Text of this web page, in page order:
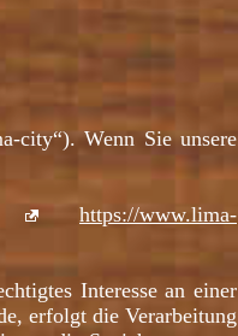
city“). Wenn Sie unsere
https://www.lima-
Interesse an einer
erfolgt die Verarbeitung